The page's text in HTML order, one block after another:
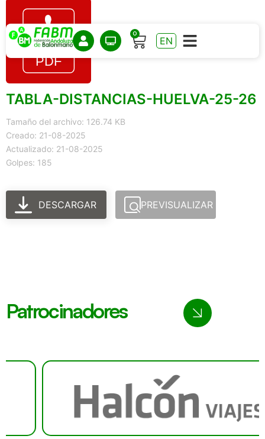
0
EN
TABLA-DISTANCIAS-HUELVA-25-26
Tamaño del archivo: 126.74 KB
Creado: 21-08-2025
Actualizado: 21-08-2025
Golpes: 185
DESCARGAR PREVISUALIZAR
Patrocinadores